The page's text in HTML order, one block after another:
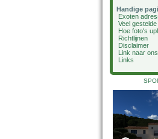
Handige
Exoten
Veel
Hoe foto's
Richtlijnen
Disclaimer
Link naar ons
Links